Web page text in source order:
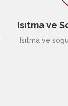
Isıtma ve
Isıtma ve